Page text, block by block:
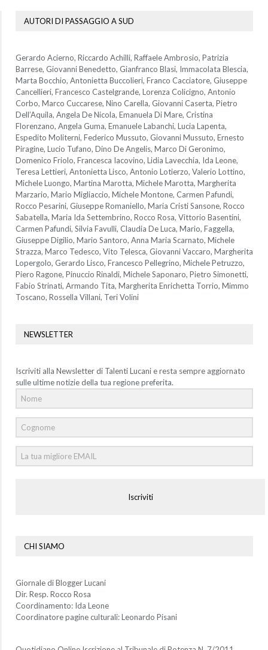
AUTORI DI PASSAGGIO A SUD
Gerardo Acierno, Riccardo Achilli, Raffaele Ambrosio, Patrizia
Barrese, Giovanni Benedetto, Gianfranco Blasi, Immacolata Blescia,
Marta Bocchio, Antonietta Buccolieri, Franco Cacciatore, Giuseppe
Cancellieri, Francesco Castelgrande, Lorenza Colicigno, Antonio
Corbo, Marco Cuccarese, Nino Carella, Giovanni Caserta, Pietro
Dell’Aquila, Angela De Nicola, Emanuela Di Mare, Cristina
Florenzano, Angela Guma, Emanuele Labanchi, Lucia Lapenta,
Espedito Moliterni, Federico Mussuto, Giovanni Mussuto, Ernesto
Piragine, Lucio Tufano, Dino De Angelis, Marco Di Geronimo,
Domenico Friolo, Francesca Iacovino, Lidia Lavecchia, Ida Leone,
Teresa Lettieri, Antonietta Lisco, Antonio Lotierzo, Valerio Lottino,
Michele Luongo, Martina Marotta, Michele Marotta, Margherita
Marzario, Mario Migliaccio, Michele Montone, Carmen Pafundi,
Rocco Pesarini, Giuseppe Romaniello, Maria Cristi Sansone, Rocco
Sabatella, Maria Ida Settembrino, Rocco Rosa, Vittorio Basentini,
Carmen Pafundi, Silvia Favulli, Claudia De Luca, Mario, Faggella,
Giuseppe Digilio, Mario Santoro, Anna Maria Scarnato, Michele
Strazza, Marco Tedesco, Vito Telesca, Giovanni Vaccaro, Margherita
Lopergolo, Gerardo Lisco, Francesco Pellegrino, Michele Petruzzo,
Piero Ragone, Pinuccio Rinaldi, Michele Saponaro, Pietro Simonetti,
Fabio Strinati, Armando Tita, Margherita Enrichetta Torrio, Mimmo
Toscano, Rossella Villani, Teri Volini
NEWSLETTER
Iscriviti alla Newsletter di Talenti Lucani e resta sempre aggiornato
sulle ultime notizie della tua regione preferita.
Iscriviti
CHI SIAMO
Giornale di Blogger Lucani
Dir. Resp. Rocco Rosa
Coordinamento: Ida Leone
Coordinatore pagine culturali: Leonardo Pisani